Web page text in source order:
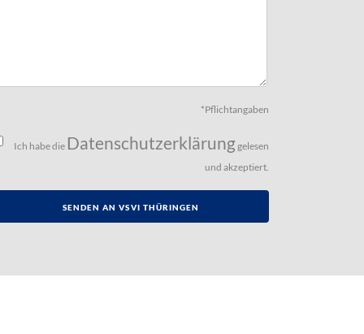
*Pflichtangaben
Ich habe die Datenschutzerklärunggelesen
und akzeptiert.